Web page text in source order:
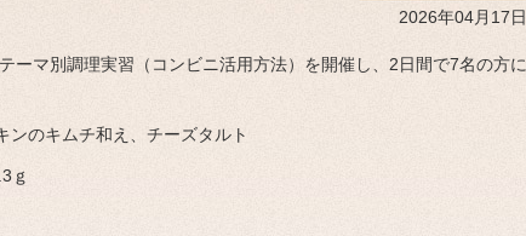
2026年04月17日
ーマ別調理実習（コンビニ活用方法）を開催し、2日間で7名の方に
ンのキムチ和え、チーズタルト
ｇ